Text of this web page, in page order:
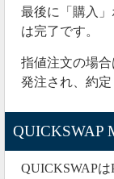
最後に「購入
は完了です。
指値注文の場
発注され、約定
QUICKSWAP
QUICKSWAP